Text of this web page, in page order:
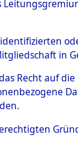
0047
in
Recht auf